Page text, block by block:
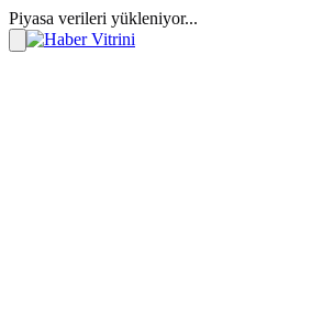
Piyasa verileri yükleniyor...